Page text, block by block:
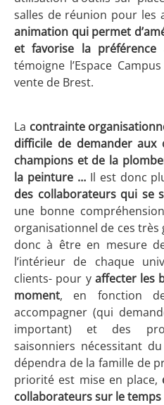
salles de réunion pour les
animation qui permet
et favorise la préférence
témoigne l’Espace
vente de Brest.
La contrainte
difficile de demander aux
champions et de la
la peinture …Il est donc
des collaborateurs qui se
une bonne
organisationnel de ces
donc à être en mesure
l’intérieur de chaque
clients- pour y affecter les
moment, en fonction
accompagner (qui
important) et des
saisonniers nécessitant
dépendra de la famille de
priorité est mise en place,
collaborateurs sur le temps